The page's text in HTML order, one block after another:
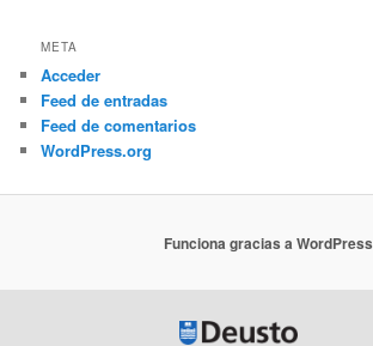
META
Acceder
Feed de entradas
Feed de comentarios
WordPress.org
Funciona gracias a WordPress